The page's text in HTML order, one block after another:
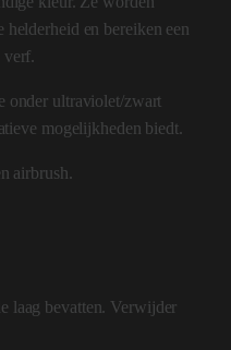
helderheid en bereiken een
verf.
onder ultraviolet/zwart
mogelijkheden biedt.
airbrush.
laag bevatten. Verwijder